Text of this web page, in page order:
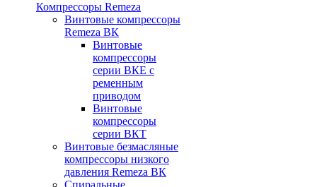
Компрессоры Remeza
Винтовые компрессоры
Remeza ВК
Винтовые
компрессоры
серии ВКЕ с
ременным
приводом
Винтовые
компрессоры
серии ВКТ
Винтовые безмасляные
компрессоры низкого
давления Remeza ВК
Спиральные